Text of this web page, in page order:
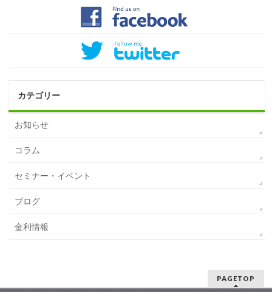
カテゴリー
お知らせ
コラム
セミナー・イベント
ブログ
金利情報
PAGETOP